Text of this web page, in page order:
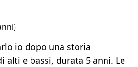
io dopo una storia
alti e bassi, durata 5 anni. Le